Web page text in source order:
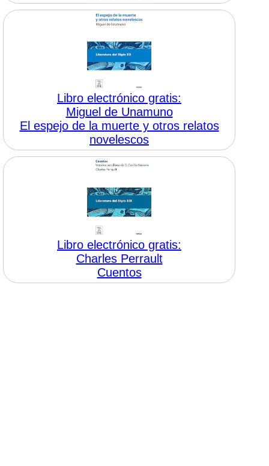
Libro electrónico gratis:
Miguel de Unamuno
El espejo de la muerte y otros relatos
novelescos
Libro electrónico gratis:
Charles Perrault
Cuentos